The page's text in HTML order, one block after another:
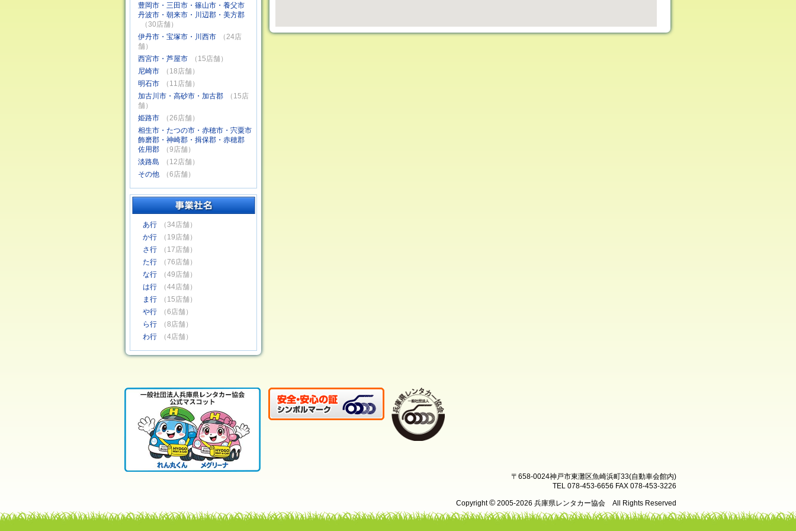
豊岡市・三田市・篠山市・養父市
丹波市・朝来市・川辺郡・美方郡
（30店舗）
伊丹市・宝塚市・川西市
（24店
舗）
西宮市・芦屋市
（15店舗）
尼崎市
（18店舗）
明石市
（11店舗）
加古川市・高砂市・加古郡
（15店
舗）
姫路市
（26店舗）
相生市・たつの市・赤穂市・宍粟市
飾磨郡・神崎郡・揖保郡・赤穂郡
佐用郡
（9店舗）
淡路島
（12店舗）
その他
（6店舗）
あ行
（34店舗）
か行
（19店舗）
さ行
（17店舗）
た行
（76店舗）
な行
（49店舗）
は行
（44店舗）
ま行
（15店舗）
や行
（6店舗）
ら行
（8店舗）
わ行
（4店舗）
〒658-0024神戸市東灘区魚崎浜町33(自動車会館内)
TEL 078-453-6656 FAX 078-453-3226
Copyright© 2005-2026 兵庫県レンタカー協会 All Rights Reserved